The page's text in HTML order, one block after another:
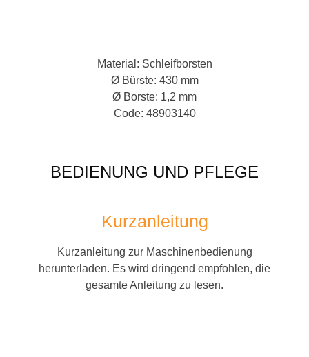
Material: Schleifborsten
Ø Bürste: 430 mm
Ø Borste: 1,2 mm
Code: 48903140
BEDIENUNG UND PFLEGE
Kurzanleitung
Kurzanleitung zur Maschinenbedienung
herunterladen. Es wird dringend empfohlen, die
gesamte Anleitung zu lesen.